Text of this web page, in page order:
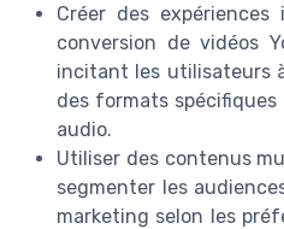
Créer des
conversion de vidéos
incitant les utilisateurs
des formats
audio.
Utiliser des contenus
segmenter les
marketing selon les